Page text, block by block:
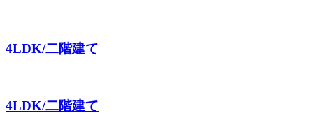
4LDK/二階建て
4LDK/二階建て